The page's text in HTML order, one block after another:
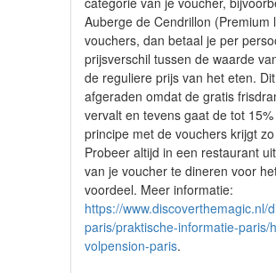
Auberge de Cendrillon (Premium
vouchers, dan betaal je per
prijsverschil tussen de waarde
de reguliere prijs van het eten.
afgeraden omdat de gratis
vervalt en tevens gaat de tot
principe met de vouchers krijgt
Probeer altijd in een restaurant
van je voucher te dineren voor
voordeel. Meer informatie:
https://www.discoverthemagic.nl/
paris/praktische-informatie-paris/
volpension-paris.